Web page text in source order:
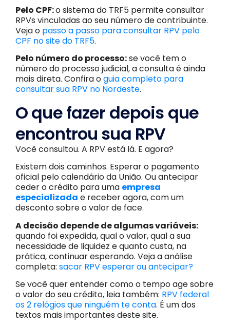
Pelo CPF:o sistema do TRF5 permite consultar
RPVs vinculadas ao seu número de contribuinte.
Veja o passo a passo para consultar RPV pelo
CPF no site do TRF5.
Pelo número do processo:se você tem o
número do processo judicial, a consulta é ainda
mais direta. Confira oguia completo para
consultar sua RPV no Nordeste.
O que fazer depois que
encontrou sua RPV
Você consultou. A RPV está lá. E agora?
Existem dois caminhos. Esperar o pagamento
oficial pelo calendário da União. Ou antecipar
ceder o crédito para uma empresa
especializada e receber agora, com um
desconto sobre o valor de face.
A decisão depende de algumas variáveis:
quando foi expedida, qual o valor, qual a sua
necessidade de liquidez e quanto custa, na
prática, continuar esperando. Veja a análise
completa: sacar RPV esperar ou antecipar?
Se você quer entender como o tempo age sobre
o valor do seu crédito, leia também: RPV federal
os 2 relógios que ninguém te conta. É um dos
textos mais importantes deste site.